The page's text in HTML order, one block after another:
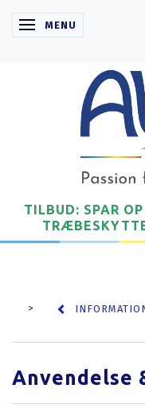
SKIFTE NAVIGATION
MENU
TILBUD: SPAR
Anvendelse